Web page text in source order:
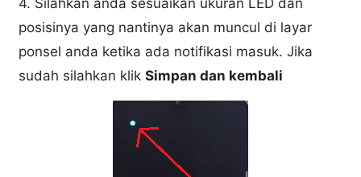
4. Silahkan anda sesuaikan ukuran LED dan
posisinya yang nantinya akan muncul di layar
ponsel anda ketika ada notifikasi masuk. Jika
sudah silahkan klikSimpan dan kembali